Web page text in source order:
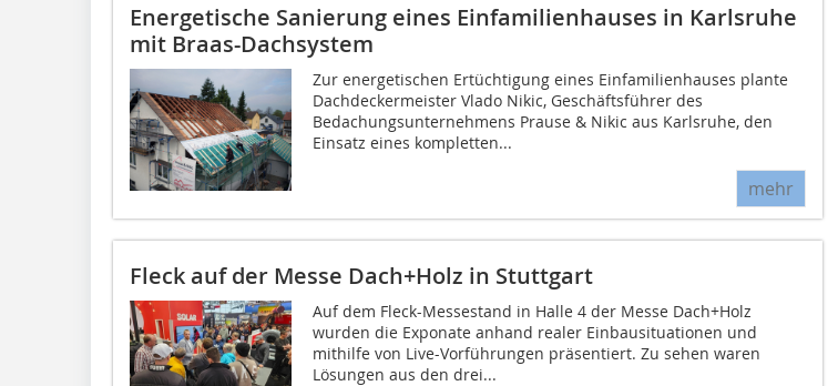
Energetische Sanierung eines Einfamilienhauses in Karlsruhe
mit Braas-Dachsystem
Zur energetischen Ertüchtigung eines Einfamilienhauses plante
Dachdeckermeister Vlado Nikic, ­Geschäftsführer des
Bedachungsunternehmens Prause & Nikic aus Karlsruhe, den
Einsatz eines kompletten...
mehr
Fleck auf der Messe Dach+Holz in Stuttgart
Auf dem Fleck-Messestand in Halle 4 der Messe Dach+Holz
wurden die Exponate anhand realer Einbausituationen und
mithilfe von Live-Vorführungen präsentiert. Zu sehen waren
Lösungen aus den drei...